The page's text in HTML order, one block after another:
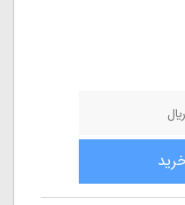
ريال